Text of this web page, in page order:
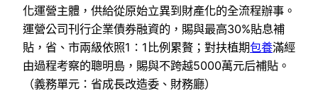
化運營主體，供給從原始立異到財產化的全流程辦事。
運營公司刊行企業債券融資的，賜與最高30%貼息補
貼，省、市兩級依照1∶1比例累贅；對扶植期包養滿經
由過程考察的聰明島，賜與不跨越5000萬元后補貼。
（義務單元：省成長改造委、財務廳）